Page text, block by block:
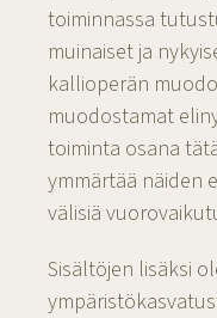
toiminnassa
muinaiset ja
kallioperän
muodostamat
toiminta osana
ymmärtää näiden
välisiä
Sisältöjen lisäksi